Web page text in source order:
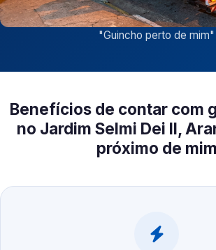
"Guincho perto de mim"
Benefícios de contar com
no Jardim Selmi Dei II,
próximo de mim